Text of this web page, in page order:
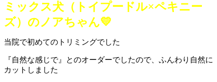
ミックス犬（トイプードル×ペキニー
ズ）のノアちゃん💛
当院で初めてのトリミングでした
『自然な感じで』とのオーダーでしたので、ふんわり自然に
カットしました